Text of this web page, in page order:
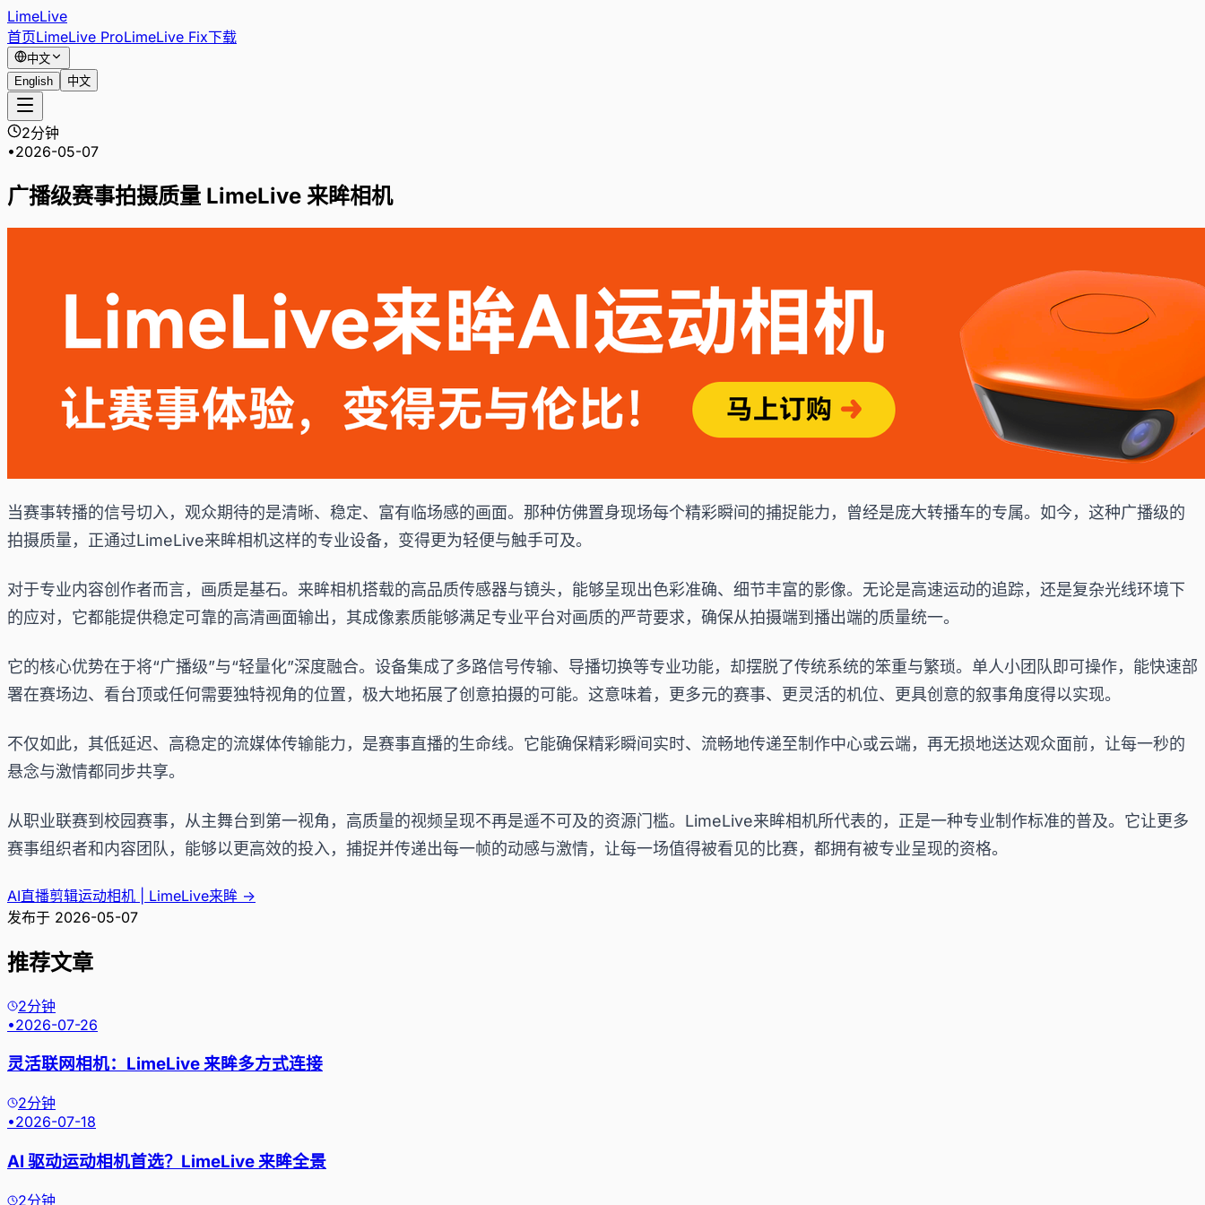
LimeLive
首页LimeLive ProLimeLive Fix下载
中文
English
中文
2分钟
•2026-05-07
广播级赛事拍摄质量 LimeLive 来眸相机
当赛事转播的信号切入，观众期待的是清晰、稳定、富有临场感的画面。那种仿佛置身现场每个精彩瞬间的捕捉能力，曾经是庞大转播车的专属。如今，这种广播级的
拍摄质量，正通过LimeLive来眸相机这样的专业设备，变得更为轻便与触手可及。
对于专业内容创作者而言，画质是基石。来眸相机搭载的高品质传感器与镜头，能够呈现出色彩准确、细节丰富的影像。无论是高速运动的追踪，还是复杂光线环境下
的应对，它都能提供稳定可靠的高清画面输出，其成像素质能够满足专业平台对画质的严苛要求，确保从拍摄端到播出端的质量统一。
它的核心优势在于将“广播级”与“轻量化”深度融合。设备集成了多路信号传输、导播切换等专业功能，却摆脱了传统系统的笨重与繁琐。单人小团队即可操作，能快速部
署在赛场边、看台顶或任何需要独特视角的位置，极大地拓展了创意拍摄的可能。这意味着，更多元的赛事、更灵活的机位、更具创意的叙事角度得以实现。
不仅如此，其低延迟、高稳定的流媒体传输能力，是赛事直播的生命线。它能确保精彩瞬间实时、流畅地传递至制作中心或云端，再无损地送达观众面前，让每一秒的
悬念与激情都同步共享。
从职业联赛到校园赛事，从主舞台到第一视角，高质量的视频呈现不再是遥不可及的资源门槛。LimeLive来眸相机所代表的，正是一种专业制作标准的普及。它让更多
赛事组织者和内容团队，能够以更高效的投入，捕捉并传递出每一帧的动感与激情，让每一场值得被看见的比赛，都拥有被专业呈现的资格。
AI直播剪辑运动相机 | LimeLive来眸 →
发布于 2026-05-07
推荐文章
2分钟
•2026-07-26
灵活联网相机：LimeLive 来眸多方式连接
2分钟
•2026-07-18
AI 驱动运动相机首选？LimeLive 来眸全景
2分钟